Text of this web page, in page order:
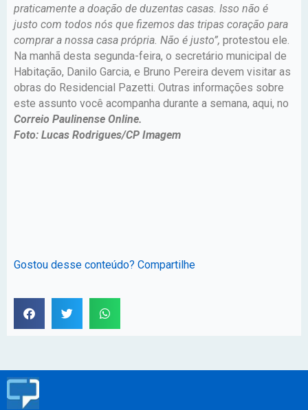
praticamente a doação de duzentas casas. Isso não é
justo com todos nós que fizemos das tripas coração para
comprar a nossa casa própria. Não é justo”, protestou ele.
Na manhã desta segunda-feira, o secretário municipal de
Habitação, Danilo Garcia, e Bruno Pereira devem visitar as
obras do Residencial Pazetti. Outras informações sobre
este assunto você acompanha durante a semana, aqui, no
Correio Paulinense Online.
Foto: Lucas Rodrigues/CP Imagem
Gostou desse conteúdo? Compartilhe